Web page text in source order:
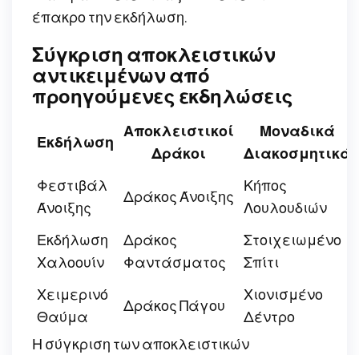
έπακρο την εκδήλωση.
Σύγκριση αποκλειστικών
αντικειμένων από
προηγούμενες εκδηλώσεις
Εκδήλωση
Αποκλειστικοί
Δράκοι
Μοναδικά
Διακοσμητικά
Φεστιβάλ
Άνοιξης
Δράκος Άνοιξης
Κήπος
Λουλουδιών
Εκδήλωση
Χαλοουίν
Δράκος
Φαντάσματος
Στοιχειωμένο
Σπίτι
Χειμερινό
Θαύμα
Δράκος Πάγου
Χιονισμένο
Δέντρο
Η σύγκριση των αποκλειστικών